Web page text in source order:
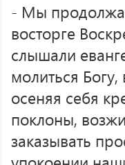
- Мы
восторге
слышали
молиться
осеняя себя
поклоны,
заказывать